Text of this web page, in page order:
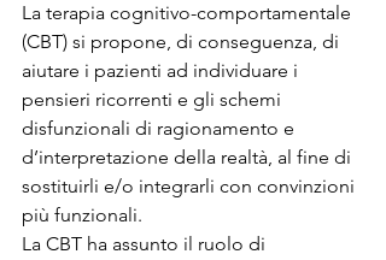
La terapia cognitivo-comportamentale
(CBT) si propone, di conseguenza, di
aiutare i pazienti ad individuare i
pensieri ricorrenti e gli schemi
disfunzionali di ragionamento e
d’interpretazione della realtà, al fine di
sostituirli e/o integrarli con convinzioni
più funzionali.
La CBT ha assunto il ruolo di